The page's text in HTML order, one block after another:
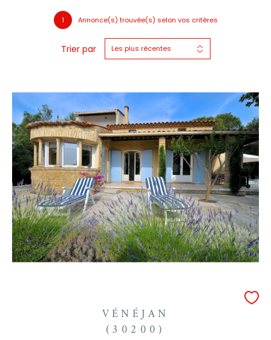
1 Annonce(s) trouvée(s) selon vos critères
Trier par Les plus récentes
VÉNÉJAN
(30200)